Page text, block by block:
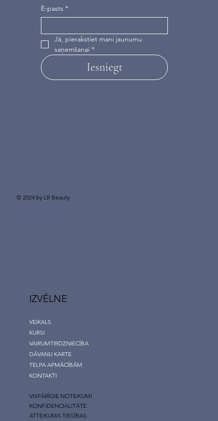
IZVĒLNE
VEIKALS
KURSI
VAIRUMTIRDZNIECĪBA
DĀVANU KARTE
TELPA APMĀCĪBĀM
KONTAKTI
VISPĀRĪGIE NOTEIKUMI
KONFIDENCIALITĀTE
ATTEIKUMA TIESĪBAS
E-pasts *
Jā, pierakstiet mani jaunumu
saņemšanai *
Iesniegt
© 2024 by LR Beauty